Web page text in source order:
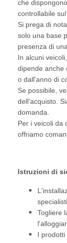
che
controllabile
Si prega di
solo una base
presenza di
In alcuni
dipende anche
o dall'anno di
Se possibile,
dell'acquisto.
domanda.
Per i veicoli da
offriamo
Istruzioni di
Togliere
I prodotti